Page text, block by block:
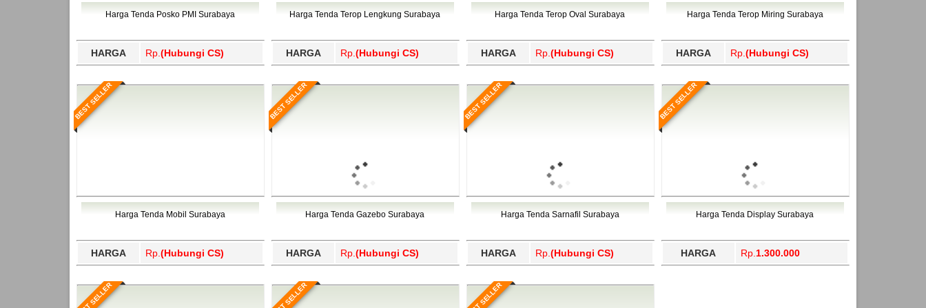
Bawang Barat, Tulangbawang, Tulungagung, Wajo, Wakatobi, Waropen, Way Kanan, Wonogiri, Wonosobo, Yahukimo, Yalimo, Yogyakarta.
Harga Tenda Posko PMI Surabaya
HARGA Rp. (Hubungi CS)
Harga Tenda Terop Lengkung Surabaya
HARGA Rp. (Hubungi CS)
Harga Tenda Terop Oval Surabaya
HARGA Rp. (Hubungi CS)
Harga Tenda Terop Miring Surabaya
HARGA Rp. (Hubungi CS)
BEST SELLER
Harga Tenda Mobil Surabaya
HARGA Rp. (Hubungi CS)
BEST SELLER
Harga Tenda Gazebo Surabaya
HARGA Rp. (Hubungi CS)
BEST SELLER
Harga Tenda Sarnafil Surabaya
HARGA Rp. (Hubungi CS)
BEST SELLER
Harga Tenda Display Surabaya
HARGA Rp. 1.300.000